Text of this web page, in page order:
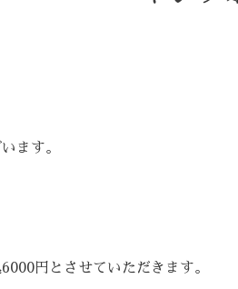
ます。
円とさせていただきます。